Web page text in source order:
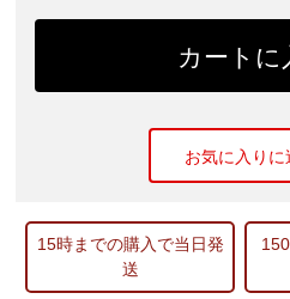
カートに
お気に入り
15時までの購入で当日発
送